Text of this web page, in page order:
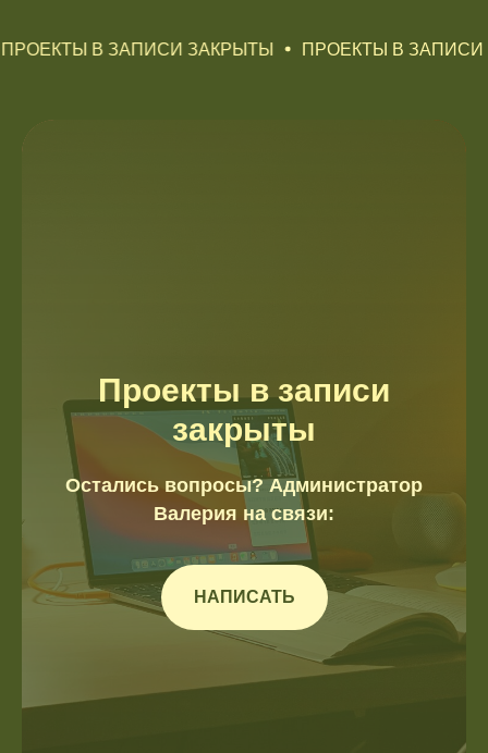
В ЗАПИСИ ЗАКРЫТЫ ПРОЕКТЫ В ЗАПИСИ
Проекты в записи
закрыты
Остались вопросы? Администратор
Валерия на связи:
НАПИСАТЬ